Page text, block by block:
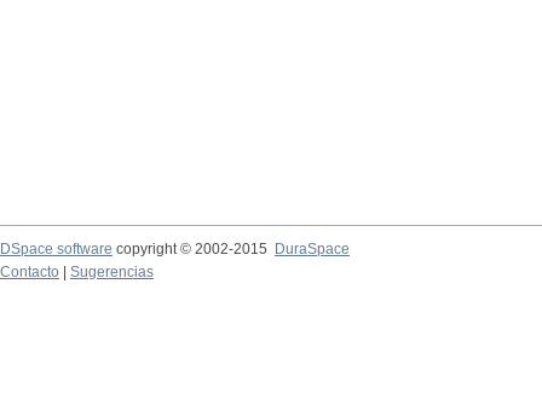
DSpace software copyright © 2002-2015
DuraSpace
Contacto
Sugerencias